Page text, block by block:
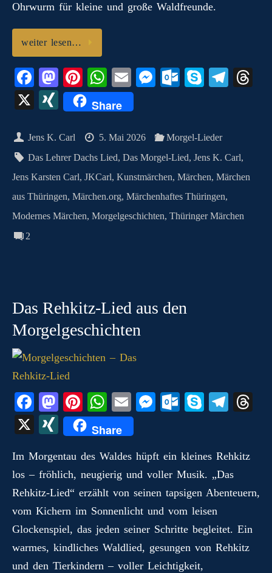
Ohrwurm für kleine und große Waldfreunde.
weiter lesen…
Fa
ce
bo
ok
M
as
to
do
n
Pi
nt
er
es
t
W
ha
ts
A
pp
E
m
ail
M
ng
er
O
ok
.c
o
m
S
Te
m
X
X
N
G
Share
Jens K. Carl 5. Mai 2026
Morgel-Lieder
Das Lehrer Dachs Lied,Das Morgel-Lied,Jens K. Carl,
Jens Karsten Carl, JKCarl, Kunstmärchen, Märchen, Märchen
aus Thüringen, Märchen.org, Märchenhaftes Thüringen,
Modernes Märchen, Morgelgeschichten, Thüringer Märchen
2
Das Rehkitz-Lied aus den
Morgelgeschichten
Fa
ce
bo
ok
M
as
to
do
n
Pi
nt
er
es
t
W
ha
ts
A
pp
E
m
ail
M
ng
er
O
ok
.c
o
m
S
Te
a
m
X
X
N
G
Share
Im Morgentau des Waldes hüpft ein kleines Rehkitz
los – fröhlich, neugierig und voller Musik. „Das
Rehkitz‑Lied“ erzählt von seinen tapsigen Abenteuern,
vom Kichern im Sonnenlicht und vom leisen
Glockenspiel, das jeden seiner Schritte begleitet. Ein
warmes, kindliches Waldlied, gesungen von Rehkitz
und den Tierkindern – voller Leichtigkeit,